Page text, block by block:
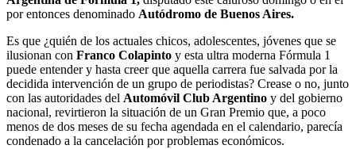
por entonces denominado Autódromo de Buenos Aires.
Es que ¿quién de los actuales chicos, adolescentes, jóvenes que se
ilusionan con Franco Colapinto y esta ultra moderna Fórmula 1
puede entender y hasta creer que aquella carrera fue salvada por la
decidida intervención de un grupo de periodistas? Crease o no, junto
con las autoridades del Automóvil Club Argentino y del gobierno
nacional, revirtieron la situación de un Gran Premio que, a poco
menos de dos meses de su fecha agendada en el calendario, parecía
condenado a la cancelación por problemas económicos.